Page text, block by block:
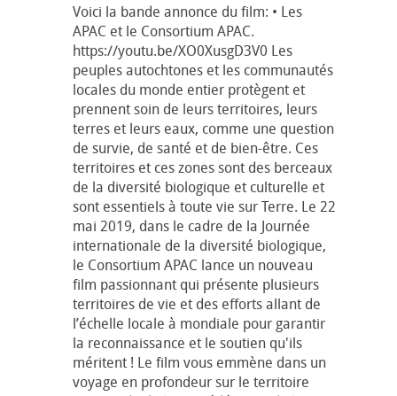
Voici la bande annonce du film: • Les
APAC et le Consortium APAC.
https://youtu.be/XO0XusgD3V0 Les
peuples autochtones et les communautés
locales du monde entier protègent et
prennent soin de leurs territoires, leurs
terres et leurs eaux, comme une question
de survie, de santé et de bien-être. Ces
territoires et ces zones sont des berceaux
de la diversité biologique et culturelle et
sont essentiels à toute vie sur Terre. Le 22
mai 2019, dans le cadre de la Journée
internationale de la diversité biologique,
le Consortium APAC lance un nouveau
film passionnant qui présente plusieurs
territoires de vie et des efforts allant de
l’échelle locale à mondiale pour garantir
la reconnaissance et le soutien qu'ils
méritent ! Le film vous emmène dans un
voyage en profondeur sur le territoire